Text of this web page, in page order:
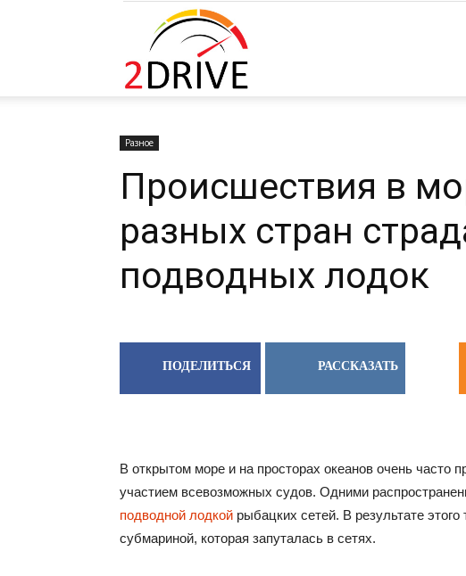
Разное
Происшествия в
разных стран
подводных лодок
ПОДЕЛИТЬСЯ РАССКАЗАТЬ
В открытом море и на просторах океанов очень часто
участием всевозможных судов. Одними
подводной лодкой рыбацких сетей. В результате
субмариной, которая запуталась в сетях.